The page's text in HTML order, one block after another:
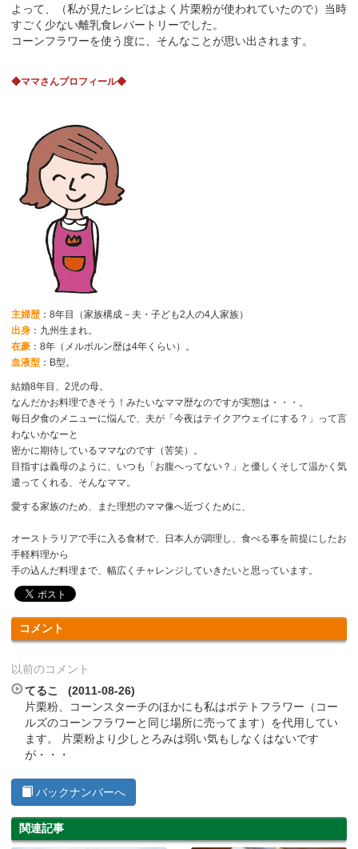
よって、（私が見たレシピはよく片栗粉が使われていたので）当時
すごく少ない離乳食レパートリーでした。
コーンフラワーを使う度に、そんなことが思い出されます。
◆ママさんプロフィール◆
主婦歴 ：8年目（家族構成－夫・子ども2人の4人家族）
出身 ：九州生まれ。
在豪 ：8年（メルボルン歴は4年くらい）。
血液型 ：B型。
結婚8年目、2児の母。
なんだかお料理できそう！みたいなママ歴なのですが実態は・・・。
毎日夕食のメニューに悩んで、夫が「今夜はテイクアウェイにする？」って言
わないかなーと
密かに期待しているママなのです（苦笑）。
目指すは義母のように、いつも「お腹へってない？」と優しくそして温かく気
遣ってくれる、そんなママ。
愛する家族のため、また理想のママ像へ近づくために、
オーストラリアで手に入る食材で、日本人が調理し、食べる事を前提にしたお
手軽料理から
手の込んだ料理まで、幅広くチャレンジしていきたいと思っています。
コメント
以前のコメント
てるこ (2011-08-26)
片栗粉、コーンスターチのほかにも私はポテトフラワー（コー
ルズのコーンフラワーと同じ場所に売ってます）を代用してい
ます。 片栗粉より少しとろみは弱い気もしなくはないです
が・・・
バックナンバーへ
関連記事